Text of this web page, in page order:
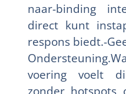
naar-binding
direct kunt
respons biedt.-
voering voelt
zonder hotspots